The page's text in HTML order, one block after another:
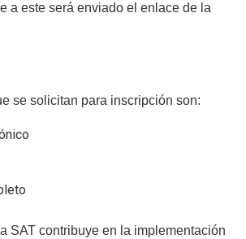
a este será enviado el enlace de la
se solicitan para inscripción son:
SAT contribuye en la implementación